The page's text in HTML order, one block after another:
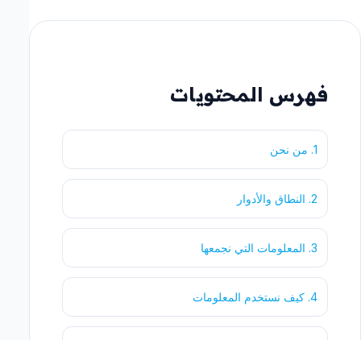
فهرس المحتويات
1. من نحن
2. النطاق والأدوار
3. المعلومات التي نجمعها
4. كيف نستخدم المعلومات